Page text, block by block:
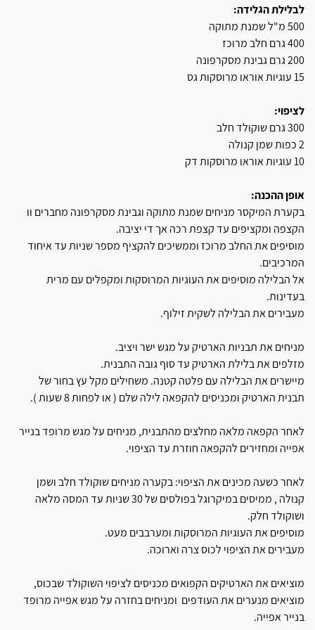
לבלילת הגלידה:
500 מ"ל שמנת מתוקה
400 גרם חלב מרוכז
200 גרם גבינת מסקרפונה
15 עוגיות אוראו מרוסקות גס
לציפוי:
300 גרם שוקולד חלב
2 כפות שמן קנולה
10 עוגיות אוראו מרוסקות דק
אופן ההכנה:
בקערת המיקסר מניחים שמנת מתוקה וגבינת מסקרפונה מחברים וו
הקצפה ומקציפים עד קצפת רכה אך די יציבה.
מוסיפים את החלב מרוכז וממשיכים להקציף מספר שניות עד איחוד
המרכיבים.
אל הבלילה מוסיפים את העוגיות המרוסקות ומקפלים עם מרית
בעדינות.
מעבירים את הבלילה לשקית זילוף.
מניחים את תבניות הארטיק על מגש ישר ויציב.
מזלפים את בלילת הארטיק עד סוף גובה התבנית.
מיישרים את הבלילה עם פלטה קטנה. משחילים מקל עץ בחור של
תבנית הארטיק ומכניסים להקפאה לילה שלם ( או לפחות 8 שעות ).
לאחר הקפאה מלאה מחלצים מהתבנית, מניחים על מגש מרופד בנייר
אפייה ומחזירים להקפאה חוזרת עד הציפוי.
לאחר כשעה מכינים את הציפוי: בקערה מניחים שוקולד חלב ושמן
קנולה , ממיסים במיקרוגל בפולסים של 30 שניות עד המסה מלאה
ושוקולד חלק.
מוסיפים את העוגיות המרוסקות ומערבבים מעט.
מעבירים את הציפוי לכוס צרה וארוכה.
מוציאים את הארטיקים הקפואים מכניסים לציפוי השוקולד שבכוס,
מוציאים מנערים את העודפים ומניחים בחזרה על מגש אפייה מרופד
בנייר אפייה.